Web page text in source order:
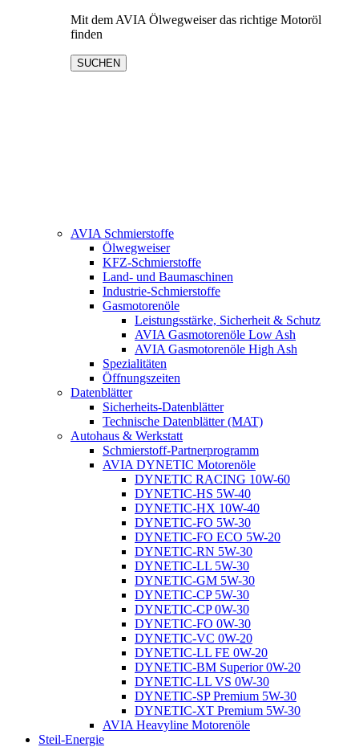
Mit dem AVIA Ölwegweiser das richtige Motoröl
finden
SUCHEN
AVIA Schmierstoffe
Ölwegweiser
KFZ-Schmierstoffe
Land- und Baumaschinen
Industrie-Schmierstoffe
Gasmotorenöle
Leistungsstärke, Sicherheit & Schutz
AVIA Gasmotorenöle Low Ash
AVIA Gasmotorenöle High Ash
Spezialitäten
Öffnungszeiten
Datenblätter
Sicherheits-Datenblätter
Technische Datenblätter (MAT)
Autohaus & Werkstatt
Schmierstoff-Partnerprogramm
AVIA DYNETIC Motorenöle
DYNETIC RACING 10W-60
DYNETIC-HS 5W-40
DYNETIC-HX 10W-40
DYNETIC-FO 5W-30
DYNETIC-FO ECO 5W-20
DYNETIC-RN 5W-30
DYNETIC-LL 5W-30
DYNETIC-GM 5W-30
DYNETIC-CP 5W-30
DYNETIC-CP 0W-30
DYNETIC-FO 0W-30
DYNETIC-VC 0W-20
DYNETIC-LL FE 0W-20
DYNETIC-BM Superior 0W-20
DYNETIC-LL VS 0W-30
DYNETIC-SP Premium 5W-30
DYNETIC-XT Premium 5W-30
AVIA Heavyline Motorenöle
Steil-Energie